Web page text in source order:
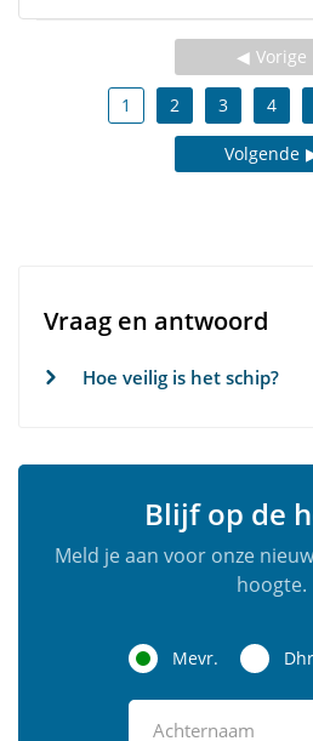
Vorige
1 2 3 4
Volgende
Vraag en antwoord
Hoe veilig is het schip?
Blijf op de
Meld je aan voor onze
hoogte.
Mevr.